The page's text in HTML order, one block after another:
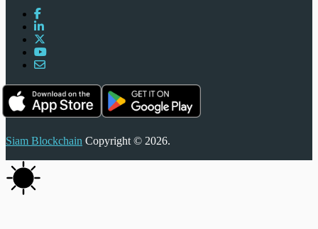
Siam Blockchain Copyright © 2026.